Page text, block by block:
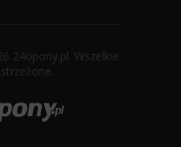
24opony.pl. Wszelkie